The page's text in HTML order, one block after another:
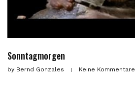
Sonntagmorgen
by Bernd Gonzales Keine Kommentare